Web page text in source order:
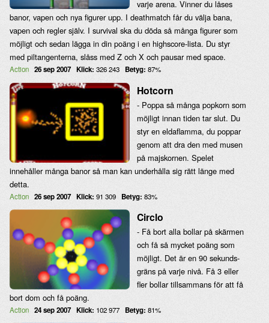
varje arena. Vinner du låses
banor, vapen och nya figurer upp. I deathmatch får du välja bana,
vapen och regler själv. I survival ska du döda så många figurer som
möjligt och sedan lägga in din poäng i en highscore-lista. Du styr
med piltangenterna, slåss med Z och X och pausar med space.
Action 26 sep 2007 Klick: 326 243 Betyg: 87%
Hotcorn
- Poppa så många popkorn som
möjligt innan tiden tar slut. Du
styr en eldaflamma, du poppar
genom att dra den med musen
på majskornen. Spelet
innehåller många banor så man kan underhålla sig rätt länge med
detta.
Action 26 sep 2007 Klick: 91 309 Betyg: 83%
Circlo
- Få bort alla bollar på skärmen
och få så mycket poäng som
möjligt. Det är en 90 sekunds-
gräns på varje nivå. Få 3 eller
fler bollar tillsammans för att få
bort dom och få poäng.
Action 24 sep 2007 Klick: 102 977 Betyg: 81%